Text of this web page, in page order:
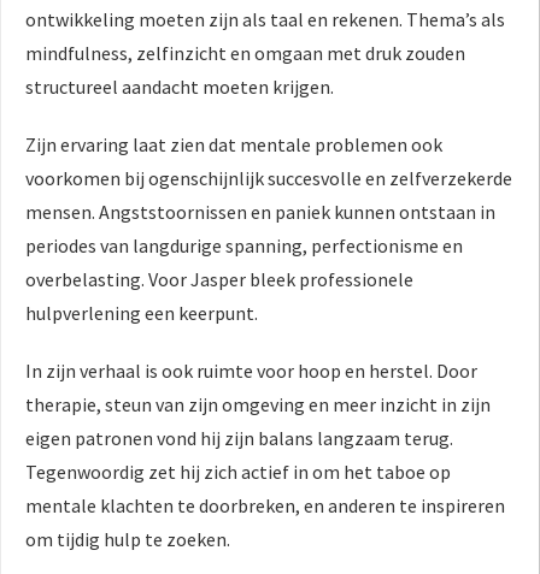
ontwikkeling moeten zijn als taal en rekenen. Thema’s als
mindfulness, zelfinzicht en omgaan met druk zouden
structureel aandacht moeten krijgen.
Zijn ervaring laat zien dat mentale problemen ook
voorkomen bij ogenschijnlijk succesvolle en zelfverzekerde
mensen. Angststoornissen en paniek kunnen ontstaan in
periodes van langdurige spanning, perfectionisme en
overbelasting. Voor Jasper bleek professionele
hulpverlening een keerpunt.
In zijn verhaal is ook ruimte voor hoop en herstel. Door
therapie, steun van zijn omgeving en meer inzicht in zijn
eigen patronen vond hij zijn balans langzaam terug.
Tegenwoordig zet hij zich actief in om het taboe op
mentale klachten te doorbreken, en anderen te inspireren
om tijdig hulp te zoeken.